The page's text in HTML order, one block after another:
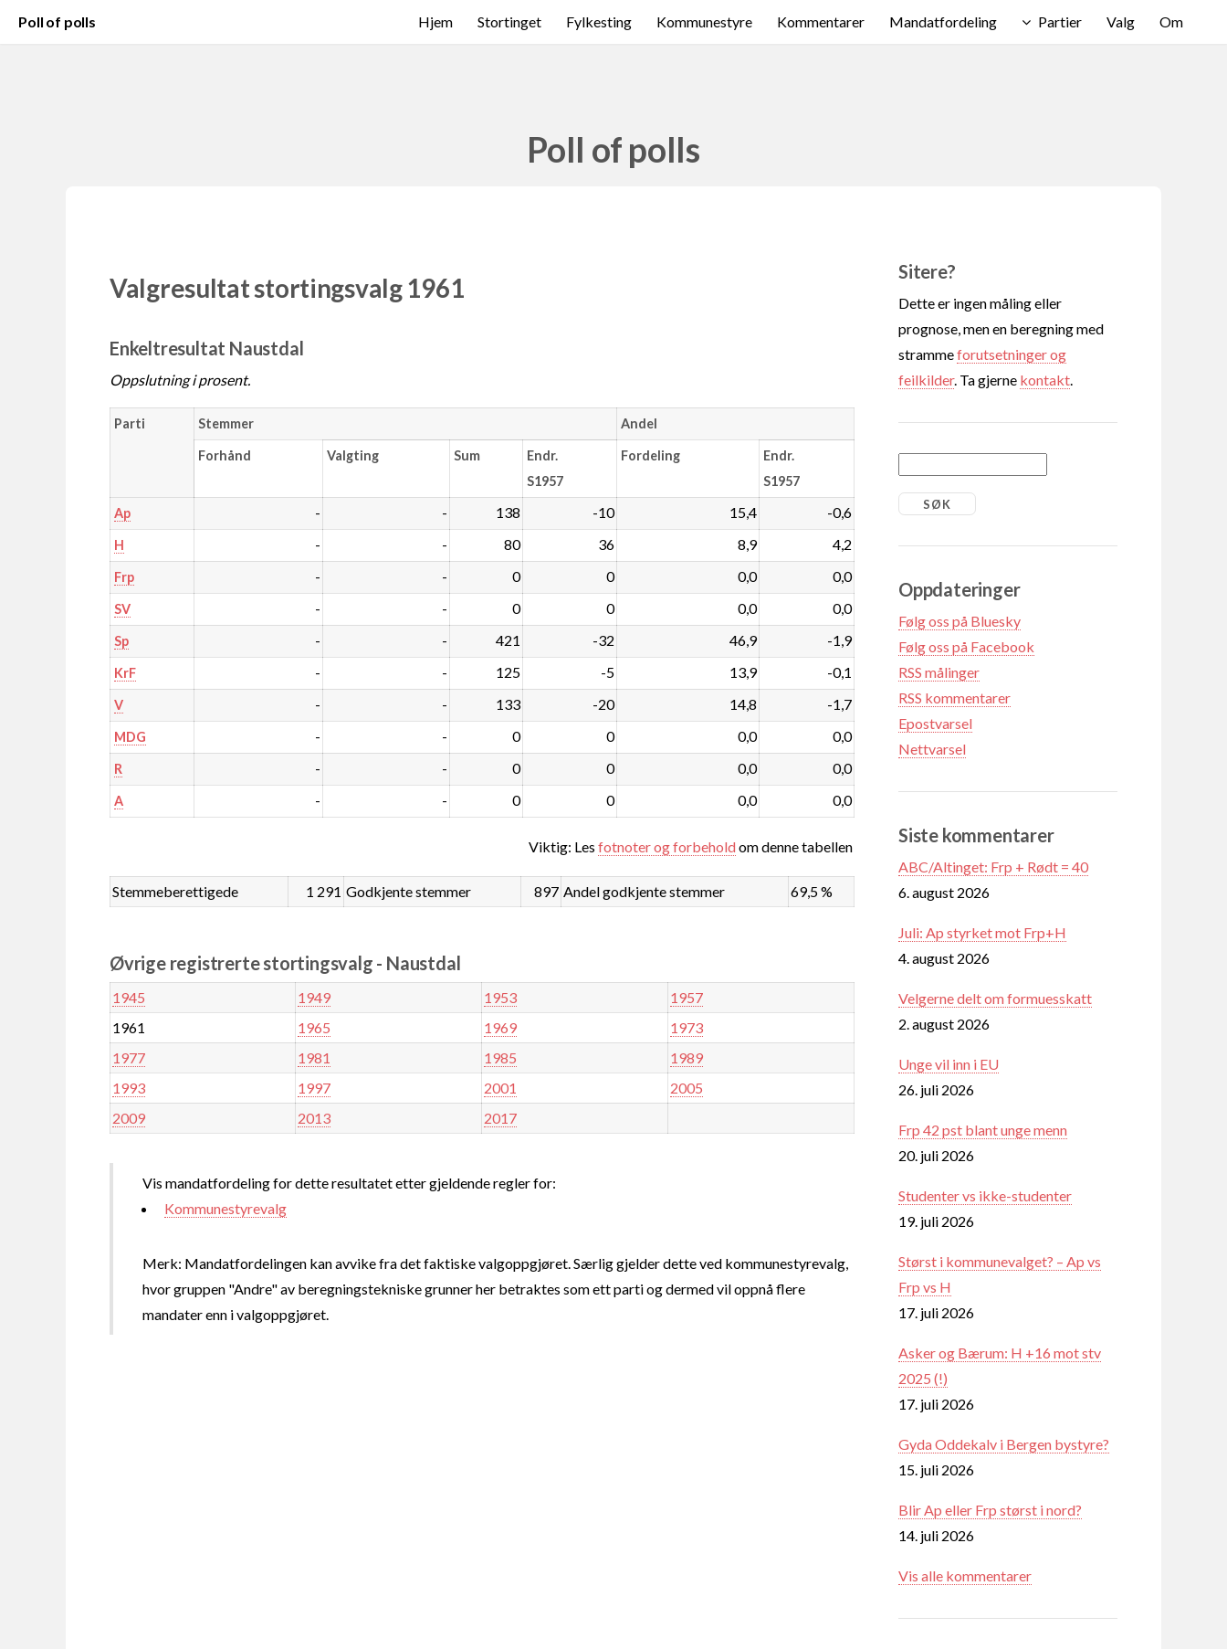
Poll of polls Hjem Stortinget Fylkesting Kommunestyre Kommentarer Mandatfordeling Partier Valg Om
Poll of polls
Valgresultat stortingsvalg 1961
Enkeltresultat Naustdal
Oppslutning i prosent.
Parti Stemmer Andel
Forhånd Valgting Sum
Endr.
S1957
Fordeling
Endr.
S1957
Ap - - 138 -10 15,4 -0,6
H - - 80 36 8,9 4,2
Frp - - 0 0 0,0 0,0
SV - - 0 0 0,0 0,0
Sp - - 421 -32 46,9 -1,9
KrF - - 125 -5 13,9 -0,1
V - - 133 -20 14,8 -1,7
MDG - - 0 0 0,0 0,0
R - - 0 0 0,0 0,0
A - - 0 0 0,0 0,0
Viktig: Les fotnoter og forbeholdom denne tabellen
Stemmeberettigede 1 291 Godkjente stemmer 897 Andel godkjente stemmer 69,5 %
Øvrige registrerte stortingsvalg - Naustdal
1945 1949 1953
1957
1961
1965 1969
1973
1977
1981 1985
1989
1993
1997 2001
2005
2009
2013 2017
Vis mandatfordeling for dette resultatet etter gjeldende regler for:
Kommunestyrevalg
Merk: Mandatfordelingen kan avvike fra det faktiske valgoppgjøret. Særlig gjelder dette ved kommunestyrevalg,
hvor gruppen "Andre" av beregningstekniske grunner her betraktes som ett parti og dermed vil oppnå flere
mandater enn i valgoppgjøret.
Sitere?
Dette er ingen måling eller
prognose, men en beregning med
strammeforutsetninger og
feilkilder. Ta gjerne kontakt
Oppdateringer
Følg oss på Bluesky
Følg oss på Facebook
RSS målinger
RSS kommentarer
Epostvarsel
Nettvarsel
Siste kommentarer
ABC/Altinget: Frp + Rødt = 40
6. august 2026
Juli: Ap styrket mot Frp+H
4. august 2026
Velgerne delt om formuesskatt
2. august 2026
Unge vil inn i EU
26. juli 2026
Frp 42 pst blant unge menn
20. juli 2026
Studenter vs ikke-studenter
19. juli 2026
Størst i kommunevalget? – Ap vs
Frp vs H
17. juli 2026
Asker og Bærum: H +16 mot stv
2025 (!)
17. juli 2026
Gyda Oddekalv i Bergen bystyre?
15. juli 2026
Blir Ap eller Frp størst i nord?
14. juli 2026
Vis alle kommentarer